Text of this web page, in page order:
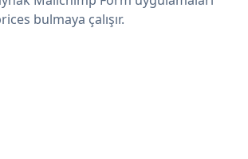
bulmaya çalışır.